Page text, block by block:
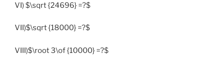
VI) $\sqrt {24696} =?$
VII)$\sqrt {18000} =?$
VIII)$\root 3\of {10000} =?$